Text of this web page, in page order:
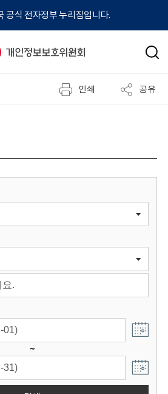
공식 전자정부 누리집입니다.
검
인쇄 공유
~